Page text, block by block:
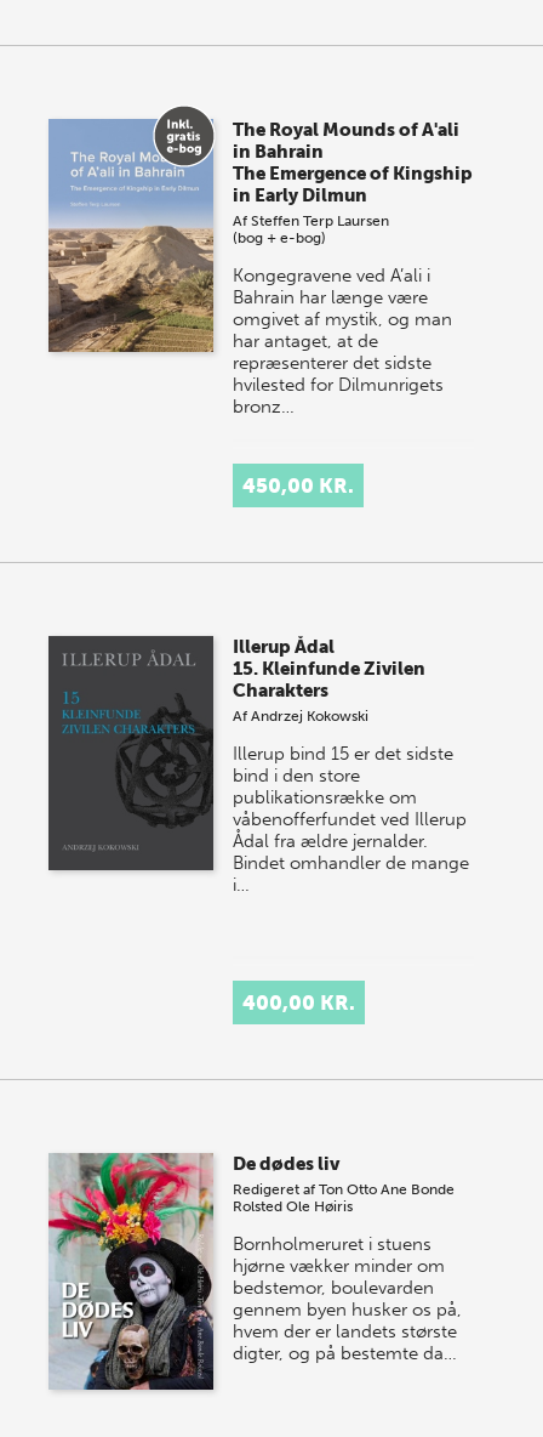
The Royal Mounds of A'ali
in Bahrain
The Emergence of Kingship
in Early Dilmun
AfSteffen Terp Laursen
(bog + e-bog)
Kongegravene ved A’ali i
Bahrain har længe være
omgivet af mystik, og man
har antaget, at de
repræsenterer det sidste
hvilested for Dilmunrigets
bronz…
450,00 KR.
Illerup Ådal
15. Kleinfunde Zivilen
Charakters
AfAndrzej Kokowski
Illerup bind 15 er det sidste
bind i den store
publikationsrække om
våbenofferfundet ved Illerup
Ådal fra ældre jernalder.
Bindet omhandler de mange
i…
400,00 KR.
De dødes liv
Redigeret afTon Otto Ane Bonde
Rolsted Ole Høiris
Bornholmeruret i stuens
hjørne vækker minder om
bedstemor, boulevarden
gennem byen husker os på,
hvem der er landets største
digter, og på bestemte da…